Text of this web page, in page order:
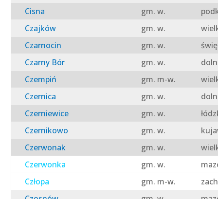
Cisna
gm. w.
Czajków
gm. w.
Czarnocin
gm. w.
Czarny Bór
gm. w.
Czempiń
gm. m-w.
Czernica
gm. w.
Czerniewice
gm. w.
Czernikowo
gm. w.
Czerwonak
gm. w.
Czerwonka
gm. w.
Człopa
gm. m-w.